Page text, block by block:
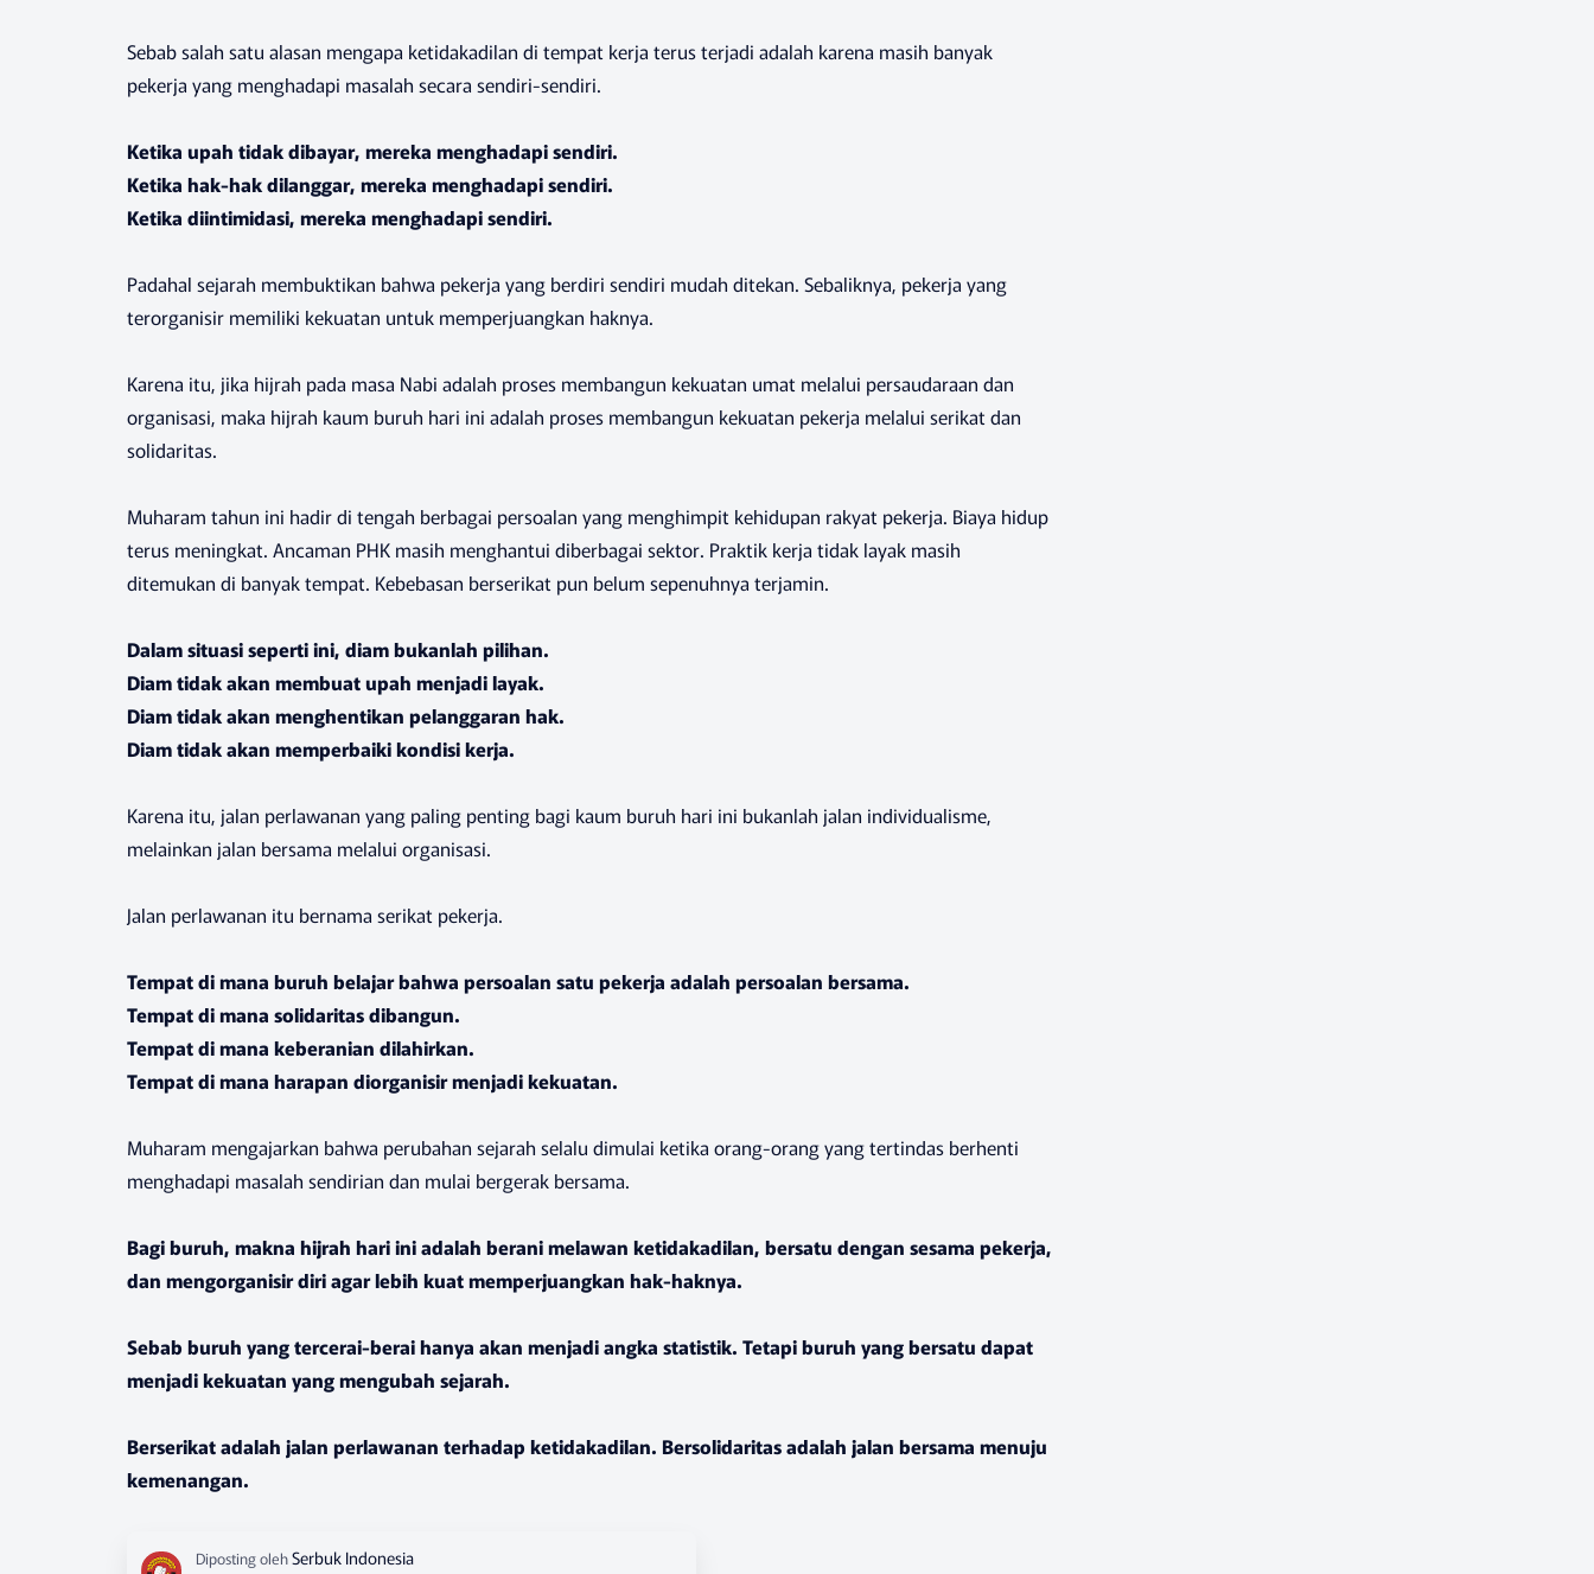
Sebab salah satu alasan mengapa ketidakadilan di tempat kerja terus terjadi adalah karena masih banyak
pekerja yang menghadapi masalah secara sendiri-sendiri.
Ketika upah tidak dibayar, mereka menghadapi sendiri.
Ketika hak-hak dilanggar, mereka menghadapi sendiri.
Ketika diintimidasi, mereka menghadapi sendiri.
Padahal sejarah membuktikan bahwa pekerja yang berdiri sendiri mudah ditekan. Sebaliknya, pekerja yang
terorganisir memiliki kekuatan untuk memperjuangkan haknya.
Karena itu, jika hijrah pada masa Nabi adalah proses membangun kekuatan umat melalui persaudaraan dan
organisasi, maka hijrah kaum buruh hari ini adalah proses membangun kekuatan pekerja melalui serikat dan
solidaritas.
Muharam tahun ini hadir di tengah berbagai persoalan yang menghimpit kehidupan rakyat pekerja. Biaya hidup
terus meningkat. Ancaman PHK masih menghantui diberbagai sektor. Praktik kerja tidak layak masih
ditemukan di banyak tempat. Kebebasan berserikat pun belum sepenuhnya terjamin.
Dalam situasi seperti ini, diam bukanlah pilihan.
Diam tidak akan membuat upah menjadi layak.
Diam tidak akan menghentikan pelanggaran hak.
Diam tidak akan memperbaiki kondisi kerja.
Karena itu, jalan perlawanan yang paling penting bagi kaum buruh hari ini bukanlah jalan individualisme,
melainkan jalan bersama melalui organisasi.
Jalan perlawanan itu bernama serikat pekerja.
Tempat di mana buruh belajar bahwa persoalan satu pekerja adalah persoalan bersama.
Tempat di mana solidaritas dibangun.
Tempat di mana keberanian dilahirkan.
Tempat di mana harapan diorganisir menjadi kekuatan.
Muharam mengajarkan bahwa perubahan sejarah selalu dimulai ketika orang-orang yang tertindas berhenti
menghadapi masalah sendirian dan mulai bergerak bersama.
Bagi buruh, makna hijrah hari ini adalah berani melawan ketidakadilan, bersatu dengan sesama pekerja,
dan mengorganisir diri agar lebih kuat memperjuangkan hak-haknya.
Sebab buruh yang tercerai-berai hanya akan menjadi angka statistik. Tetapi buruh yang bersatu dapat
menjadi kekuatan yang mengubah sejarah.
Berserikat adalah jalan perlawanan terhadap ketidakadilan. Bersolidaritas adalah jalan bersama menuju
kemenangan.